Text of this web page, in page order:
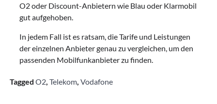
O2 oder Discount-Anbietern wie Blau oder Klarmobil
gut aufgehoben.
In jedem Fall ist es ratsam, die Tarife und Leistungen
der einzelnen Anbieter genau zu vergleichen, um den
passenden Mobilfunkanbieter zu finden.
Tagged O2 Telekom Vodafone